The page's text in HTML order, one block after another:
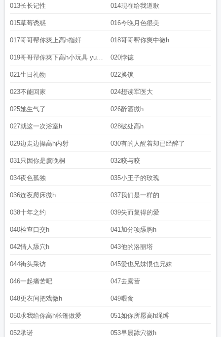
013长长记性 014现在给我道歉
015草莓诱惑 016今晚月色很美
017哥哥帮你爽上高h指奸 018哥哥帮你爽中微h
019哥哥帮你爽下高h小玩具 yu
wan g
020悖德
021生日礼物 022换锁
023不能回家 024想读军医大
025她生气了 026醉酒微h
027就这一次浴室h 028破处高h
029边走边操高h内射 030有的人醒着却已经醉了
031只因你是虞晚桐 032咬与咬
034夜色孤独 035小王子的玫瑰
036连夜爬床微h 037我们是一样的
038十年之约 039失而复得的爱
040检查口交h 041加分项舔胸h
042情人舔穴h 043他的洛丽塔
044街头采访 045爱也兄妹恨也兄妹
046一起痛苦吧 047去露营
048更衣间把戏微h 049喂食
050求我给你高h帐篷做爱 051如你所愿高h绳缚
052承诺 053早晨舔穴微h